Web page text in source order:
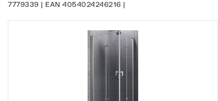
7779339 | EAN 4054024246216 |